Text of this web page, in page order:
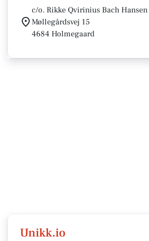
c/o. Rikke Qvirinius Bach Hansen
Møllegårdsvej 15
4684 Holmegaard
Unikk.io